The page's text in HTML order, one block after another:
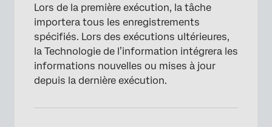
Lors de la première exécution, la tâche
importera tous les enregistrements
spécifiés. Lors des exécutions ultérieures,
la Technologie de l’information intégrera les
informations nouvelles ou mises à jour
depuis la dernière exécution.